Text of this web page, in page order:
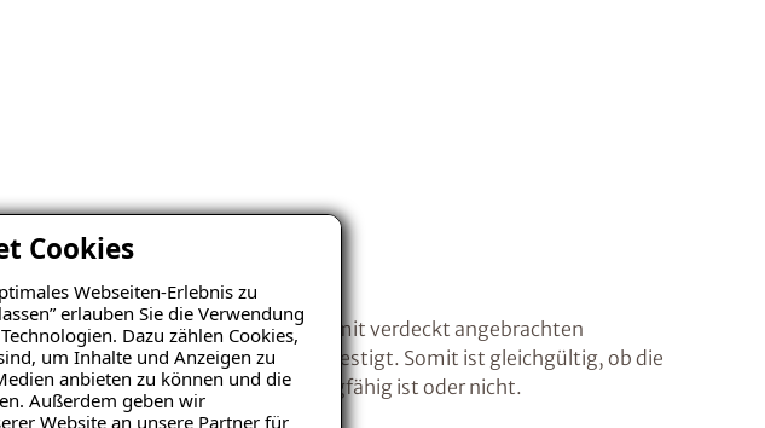
Cookies
Webseiten-Erlebnis zu
erlauben Sie die Verwendung
Dazu zählen Cookies,
um Inhalte und Anzeigen zu
anbieten zu können und die
Außerdem geben wir
Website an unsere Partner für
ISOTEC-Kellerdeckendämmplatten mit verdeckt angebrachten
mechanisch befestigt. Somit ist gleichgültig, ob die
Kellerdeckenoberfläche tragfähig ist oder nicht.